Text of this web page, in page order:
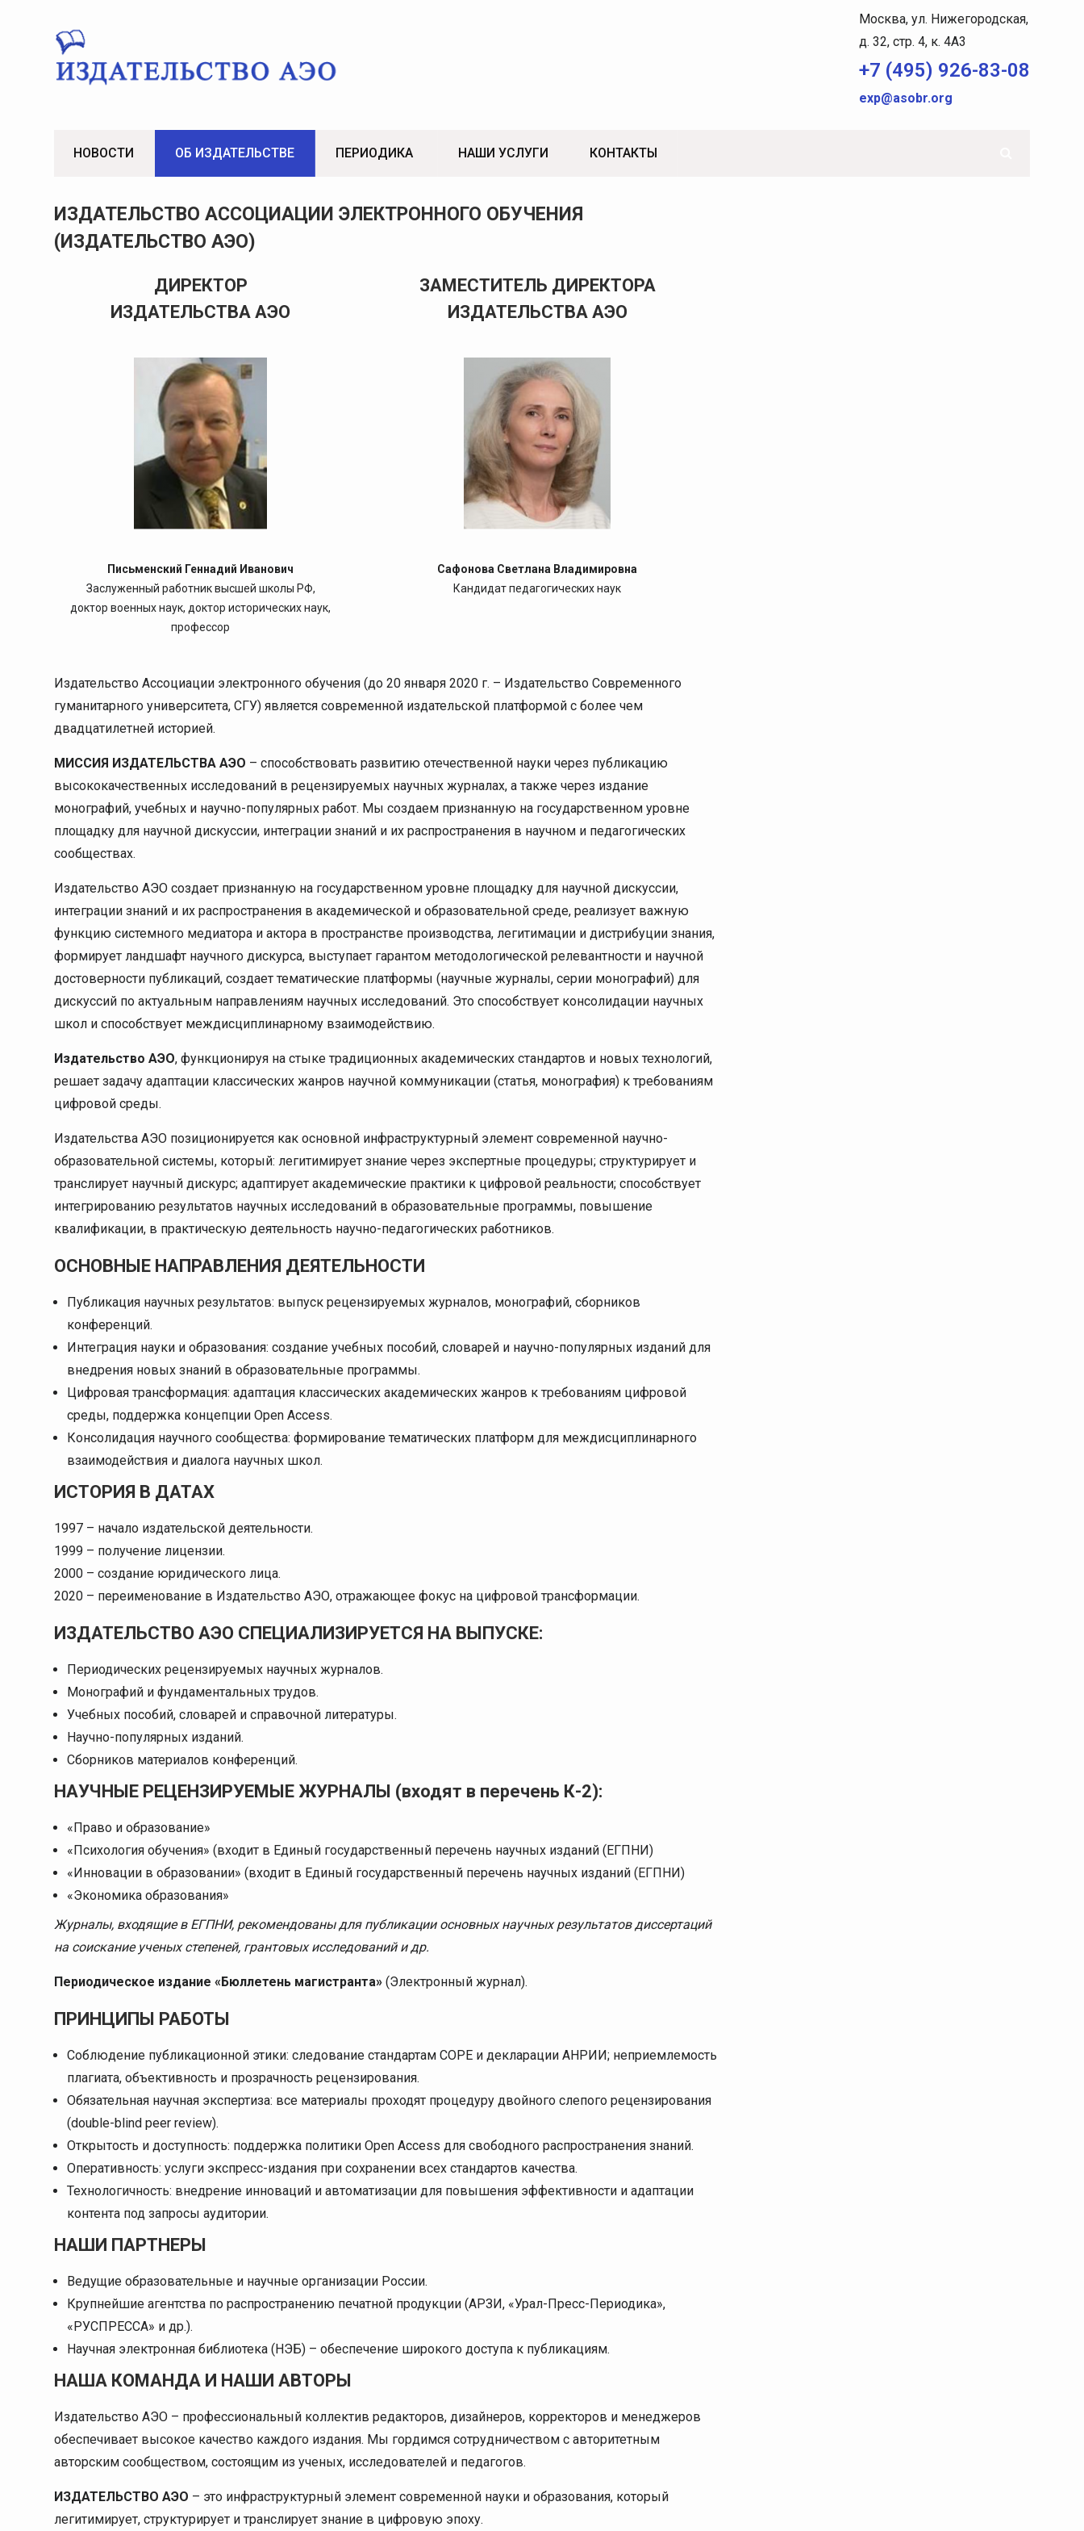
Москва, ул. Нижегородская,
д. 32, стр. 4, к. 4A3
+7 (495) 926-83-08
exp@asobr.org
НОВОСТИ ОБ ИЗДАТЕЛЬСТВЕ ПЕРИОДИКА НАШИ УСЛУГИ КОНТАКТЫ
ИЗДАТЕЛЬСТВО АССОЦИАЦИИ ЭЛЕКТРОННОГО ОБУЧЕНИЯ
(ИЗДАТЕЛЬСТВО АЭО)
ДИРЕКТОР
ИЗДАТЕЛЬСТВА АЭО
ЗАМЕСТИТЕЛЬ ДИРЕКТОРА
ИЗДАТЕЛЬСТВА АЭО
Письменский Геннадий Иванович
Заслуженный работник высшей школы РФ,
доктор военных наук, доктор исторических наук,
профессор
Сафонова Светлана Владимировна
Кандидат педагогических наук
Издательство Ассоциации электронного обучения (до 20 января 2020 г. – Издательство Современного
гуманитарного университета, СГУ) является современной издательской платформой с более чем
двадцатилетней историей.
МИССИЯ ИЗДАТЕЛЬСТВА АЭО – способствовать развитию отечественной науки через публикацию
высококачественных исследований в рецензируемых научных журналах, а также через издание
монографий, учебных и научно-популярных работ. Мы создаем признанную на государственном уровне
площадку для научной дискуссии, интеграции знаний и их распространения в научном и педагогических
сообществах.
Издательство АЭО создает признанную на государственном уровне площадку для научной дискуссии,
интеграции знаний и их распространения в академической и образовательной среде, реализует важную
функцию системного медиатора и актора в пространстве производства, легитимации и дистрибуции знания,
формирует ландшафт научного дискурса, выступает гарантом методологической релевантности и научной
достоверности публикаций, создает тематические платформы (научные журналы, серии монографий) для
дискуссий по актуальным направлениям научных исследований. Это способствует консолидации научных
школ и способствует междисциплинарному взаимодействию.
Издательство АЭО, функционируя на стыке традиционных академических стандартов и новых технологий,
решает задачу адаптации классических жанров научной коммуникации (статья, монография) к требованиям
цифровой среды.
Издательства АЭО позиционируется как основной инфраструктурный элемент современной научно-
образовательной системы, который: легитимирует знание через экспертные процедуры; структурирует и
транслирует научный дискурс; адаптирует академические практики к цифровой реальности; способствует
интегрированию результатов научных исследований в образовательные программы, повышение
квалификации, в практическую деятельность научно-педагогических работников.
ОСНОВНЫЕ НАПРАВЛЕНИЯ ДЕЯТЕЛЬНОСТИ
Публикация научных результатов: выпуск рецензируемых журналов, монографий, сборников
конференций.
Интеграция науки и образования: создание учебных пособий, словарей и научно-популярных изданий для
внедрения новых знаний в образовательные программы.
Цифровая трансформация: адаптация классических академических жанров к требованиям цифровой
среды, поддержка концепции Open Access.
Консолидация научного сообщества: формирование тематических платформ для междисциплинарного
взаимодействия и диалога научных школ.
ИСТОРИЯ В ДАТАХ
1997 – начало издательской деятельности.
1999 – получение лицензии.
2000 – создание юридического лица.
2020 – переименование в Издательство АЭО, отражающее фокус на цифровой трансформации.
ИЗДАТЕЛЬСТВО АЭО СПЕЦИАЛИЗИРУЕТСЯ НА ВЫПУСКЕ:
Периодических рецензируемых научных журналов.
Монографий и фундаментальных трудов.
Учебных пособий, словарей и справочной литературы.
Научно-популярных изданий.
Сборников материалов конференций.
НАУЧНЫЕ РЕЦЕНЗИРУЕМЫЕ ЖУРНАЛЫ (входят в перечень К-2):
«Право и образование»
«Психология обучения» (входит в Единый государственный перечень научных изданий (ЕГПНИ)
«Инновации в образовании» (входит в Единый государственный перечень научных изданий (ЕГПНИ)
«Экономика образования»
Журналы, входящие в ЕГПНИ, рекомендованы для публикации основных научных результатов диссертаций
на соискание ученых степеней, грантовых исследований и др.
Периодическое издание «Бюллетень магистранта» (Электронный журнал).
ПРИНЦИПЫ РАБОТЫ
Соблюдение публикационной этики: следование стандартам COPE и декларации АНРИИ; неприемлемость
плагиата, объективность и прозрачность рецензирования.
Обязательная научная экспертиза: все материалы проходят процедуру двойного слепого рецензирования
(double-blind peer review).
Открытость и доступность: поддержка политики Open Access для свободного распространения знаний.
Оперативность: услуги экспресс-издания при сохранении всех стандартов качества.
Технологичность: внедрение инноваций и автоматизации для повышения эффективности и адаптации
контента под запросы аудитории.
НАШИ ПАРТНЕРЫ
Ведущие образовательные и научные организации России.
Крупнейшие агентства по распространению печатной продукции (АРЗИ, «Урал-Пресс-Периодика»,
«РУСПРЕССА» и др.).
Научная электронная библиотека (НЭБ) – обеспечение широкого доступа к публикациям.
НАША КОМАНДА И НАШИ АВТОРЫ
Издательство АЭО – профессиональный коллектив редакторов, дизайнеров, корректоров и менеджеров
обеспечивает высокое качество каждого издания. Мы гордимся сотрудничеством с авторитетным
авторским сообществом, состоящим из ученых, исследователей и педагогов.
ИЗДАТЕЛЬСТВО АЭО – это инфраструктурный элемент современной науки и образования, который
легитимирует, структурирует и транслирует знание в цифровую эпоху.